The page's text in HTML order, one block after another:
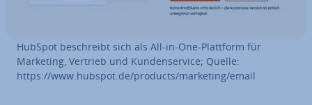
HubSpot be­schreibt sich als All-in-One-Plattform für
Marketing, Vertrieb und Kun­den­ser­vice; Quelle:
https://www.hubspot.de/products/marketing/email